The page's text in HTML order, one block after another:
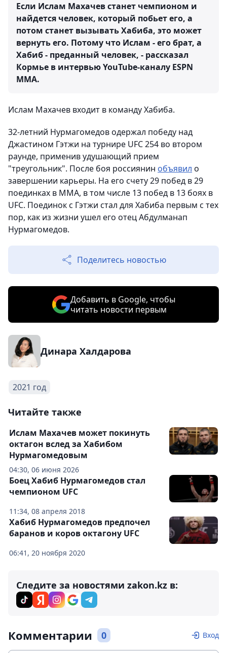
Если Ислам Махачев станет чемпионом и
найдется человек, который побьет его, а
потом станет вызывать Хабиба, это может
вернуть его. Потому что Ислам - его брат, а
Хабиб - преданный человек, - рассказал
Кормье в интервью YouTube-каналу ESPN
MMA.
Ислам Махачев входит в команду Хабиба.
32-летний Нурмагомедов одержал победу над
Джастином Гэтжи на турнире UFC 254 во втором
раунде, применив удушающий прием
"треугольник". После боя россиянин объявил о
завершении карьеры. На его счету 29 побед в 29
поединках в MMA, в том числе 13 побед в 13 боях в
UFC. Поединок с Гэтжи стал для Хабиба первым с тех
пор, как из жизни ушел его отец Абдулманап
Нурмагомедов.
Поделитесь новостью
Добавить в Google, чтобы
читать новости первым
Динара Халдарова
2021 год
Читайте также
04:30, 06 июня 2026
Ислам Махачев может покинуть
октагон вслед за Хабибом
Нурмагомедовым
11:34, 08 апреля 2018
Боец Хабиб Нурмагомедов стал
чемпионом UFC
06:41, 20 ноября 2020
Хабиб Нурмагомедов предпочел
баранов и коров октагону UFC
Следите за новостями zakon.kz в:
Комментарии 0 Вход